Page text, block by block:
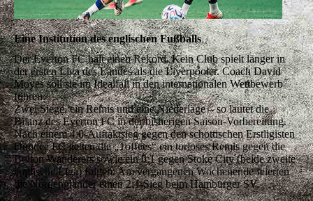
Eine Institution des englischen Fußballs
Der Everton FC hält einen Rekord. Kein Club spielt länger in
der ersten Liga des Landes als die Liverpooler. Coach David
Moyes soll sie im Idealfall in den internationalen Wettbewerb
führen.
Zwei Siege, ein Remis und eine Niederlage – so lautet die
Bilanz des Everton FC in der bisherigen Saison-Vorbereitung.
Nach einem 4:0-Auftaktsieg gegen den schottischen Erstligisten
Dundee FC ließen die „Toffees“ ein torloses Remis gegen die
Bolton Wanderers sowie ein 0:1 gegen Stoke City (beide zweite
englische Liga) folgen. Am vergangenen Wochenende feierten
die Nordengländer einen 2:1-Sieg beim Hamburger SV.